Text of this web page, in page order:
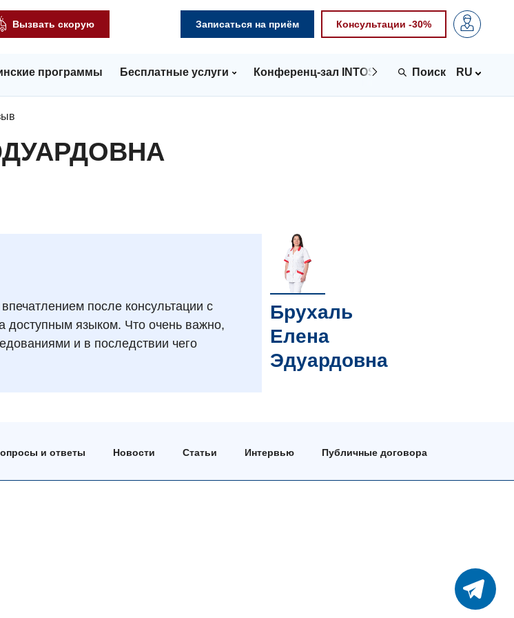
Вызвать скорую Записаться на приём Консультации -30%
программы Бесплатные услуги Конференц-зал INTOSPACE Контакты
RU
после консультации с
доступным языком. Что очень важно,
и в последствии чего
Брухаль
Елена
Эдуардовна
и ответы Новости Статьи Интервью Публичные договора